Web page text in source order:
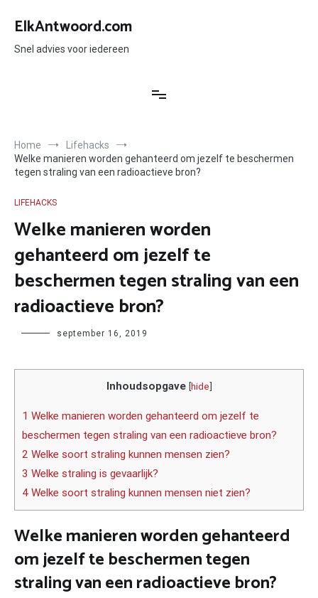
naar
inhoud
ElkAntwoord.com
Snel advies voor iedereen
Home
Lifehacks
Welke manieren worden gehanteerd om jezelf te beschermen
tegen straling van een radioactieve bron?
LIFEHACKS
Welke manieren worden
gehanteerd om jezelf te
beschermen tegen straling van een
radioactieve bron?
Author september 16, 2019
Inhoudsopgave [hide]
1 Welke manieren worden gehanteerd om jezelf te
beschermen tegen straling van een radioactieve bron?
2 Welke soort straling kunnen mensen zien?
3 Welke straling is gevaarlijk?
4 Welke soort straling kunnen mensen niet zien?
Welke manieren worden gehanteerd
om jezelf te beschermen tegen
straling van een radioactieve bron?